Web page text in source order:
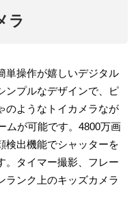
ラ
単操作が嬉しいデジタル
ンプルなデザインで、ピ
のようなトイカメラなが
ムが可能です。4800万画
検出機能でシャッターを
。タイマー撮影、フレー
ランク上のキッズカメラ